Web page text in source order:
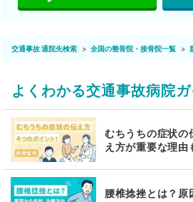
交通事故 通院先検索 全国の整骨院・接骨院一覧
よくわかる交通事故病院
むちうちの症状の
え方が重要な理由
腰椎捻挫とは？原